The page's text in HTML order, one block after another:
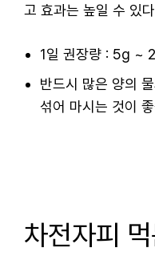
고 효과는 높일 수 있
1일 권장량 : 5g ~
반드시 많은 양의
섞어 마시는 것이
차전자피